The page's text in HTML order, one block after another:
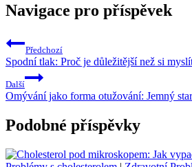
Navigace pro příspěvek
Předchozí
Spodní tlak: Proč je důležitější než si
Další
Omývání jako forma otužování: Jemný
Podobné příspěvky